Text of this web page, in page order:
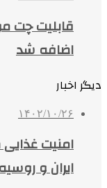
قابلیت
اضافه شد
دیگر اخبار
۱۴۰۲/۱۰/۲۶
امنیت
ایران و